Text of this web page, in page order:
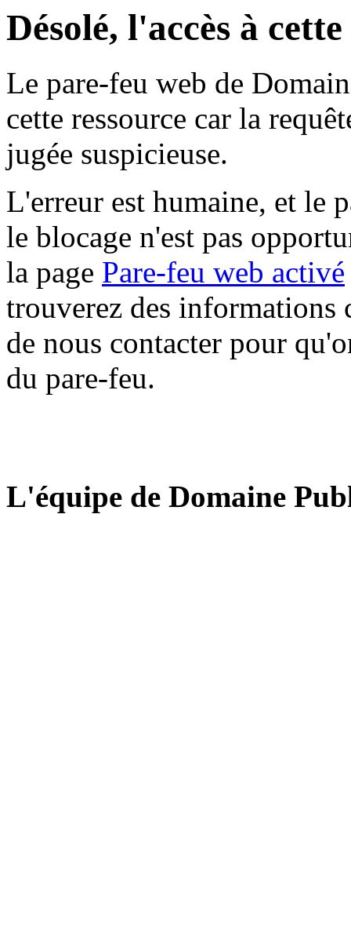
Désolé, l'accès à
Le pare-feu web de
cette ressource car la
jugée suspicieuse.
L'erreur est humaine, et le
le blocage n'est pas
la page Pare-feu web activé
trouverez des informations
de nous contacter pour
du pare-feu.
L'équipe de Domaine